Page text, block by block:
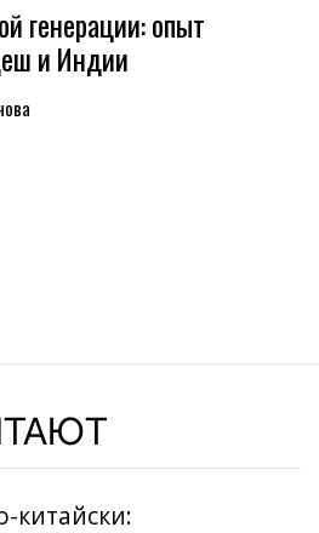
генерации: опыт
и Индии
китайски: